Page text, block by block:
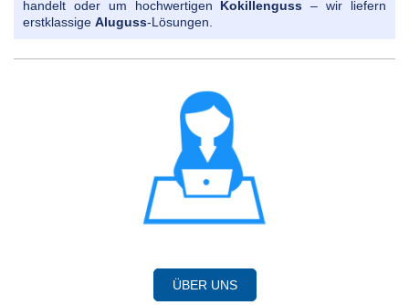
handelt oder um hochwertigen Kokillenguss – wir liefern
erstklassige Aluguss-Lösungen.
ÜBER UNS